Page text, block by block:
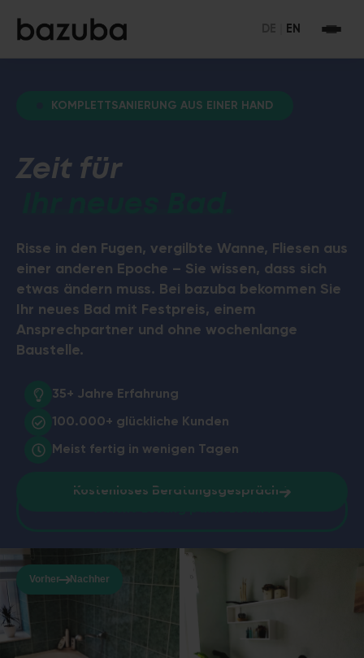
KOMPLETTSANIERUNG AUS EINER HAND
Zeit für
Risse in den Fugen, vergilbte Wanne, Fliesen aus
einer anderen Epoche – Sie wissen, dass sich
etwas ändern muss. Bei bazuba bekommen Sie
Ihr neues Bad mit Festpreis, einem
Ansprechpartner und ohne wochenlange
Baustelle.
35+ Jahre Erfahrung
100.000+ glückliche Kunden
Meist fertig in wenigen Tagen
Kostenloses Beratungsgespräch
Vorher Nachher
EN